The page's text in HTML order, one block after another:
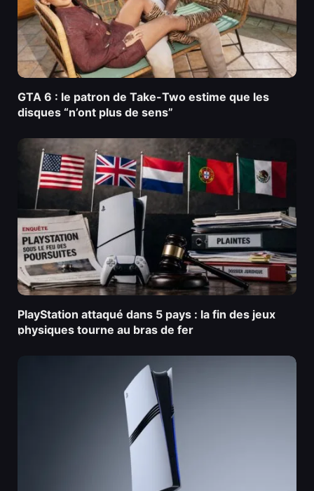
GTA 6 : le patron de Take-Two estime que les
disques “n’ont plus de sens”
PlayStation attaqué dans 5 pays : la fin des jeux
physiques tourne au bras de fer